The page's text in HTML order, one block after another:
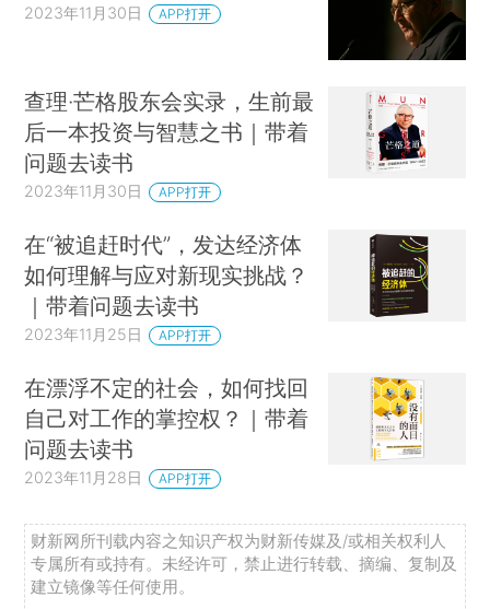
2023年11月30日 APP打开
查理·芒格股东会实录，生前最
后一本投资与智慧之书｜带着
问题去读书
2023年11月30日 APP打开
在“被追赶时代”，发达经济体
如何理解与应对新现实挑战？
｜带着问题去读书
2023年11月25日 APP打开
在漂浮不定的社会，如何找回
自己对工作的掌控权？｜带着
问题去读书
2023年11月28日 APP打开
财新网所刊载内容之知识产权为财新传媒及/或相关权利人
专属所有或持有。未经许可，禁止进行转载、摘编、复制及
建立镜像等任何使用。